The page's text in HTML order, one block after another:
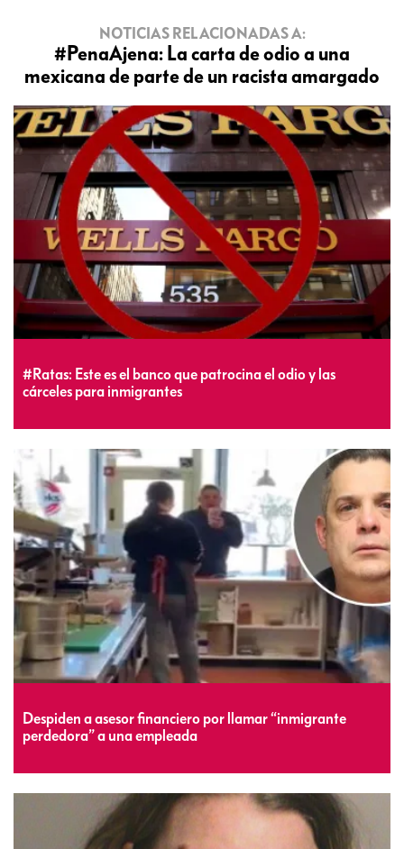
NOTICIAS RELACIONADAS A:
#PenaAjena: La carta de odio a una
mexicana de parte de un racista amargado
#Ratas: Este es el banco que patrocina el odio y las
cárceles para inmigrantes
Despiden a asesor financiero por llamar “inmigrante
perdedora” a una empleada